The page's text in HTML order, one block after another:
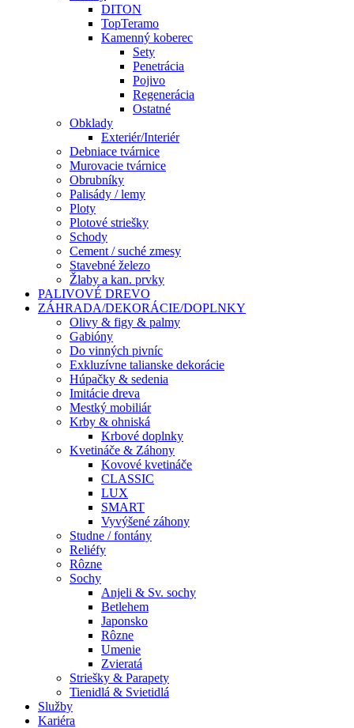
DITON
TopTeramo
Kamenný koberec
Sety
Penetrácia
Pojivo
Regenerácia
Ostatné
Obklady
Exteriér/Interiér
Debniace tvárnice
Murovacie tvárnice
Obrubníky
Palisády / lemy
Ploty
Plotové striešky
Schody
Cement / suché zmesy
Stavebné železo
Žlaby a kan. prvky
PALIVOVÉ DREVO
ZÁHRADA/DEKORÁCIE/DOPLNKY
Olivy & figy & palmy
Gabióny
Do vinných pivníc
Exkluzívne talianske dekorácie
Húpačky & sedenia
Imitácie dreva
Mestký mobiliár
Krby & ohniská
Krbové doplnky
Kvetináče & Záhony
Kovové kvetináče
CLASSIC
LUX
SMART
Vyvýšené záhony
Studne / fontány
Reliéfy
Rôzne
Sochy
Anjeli & Sv. sochy
Betlehem
Japonsko
Rôzne
Umenie
Zvieratá
Striešky & Parapety
Tienidlá & Svietidlá
Služby
Kariéra